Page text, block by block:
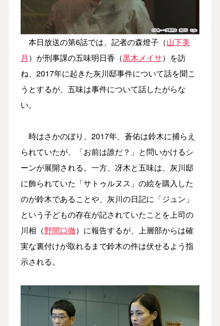
本日放送の第6話では、記者の森燈子（山下美
月 ）が刑事課の五味明日香（黒木メイサ）を訪
ね、2017年に起きた灰川邸事件について話を聞こ
うとするが、五味は事件について話したがらな
い。
時はさかのぼり、2017年、蒼佑は鈴木に捕らえ
られていたが、「お前は誰だ？」と問いかけるシ
ーンが展開される。一方、冴木と五味は、灰川邸
に飾られていた「サトゥルヌス」の絵を購入した
のが鈴木であることや、灰川の日記に「ジュン」
という子どもの存在が記されていたことを上司の
川相（野間口徹）に報告するが、上層部からは確
実な裏付けが取れるまで鈴木の件は伏せるよう指
示される。